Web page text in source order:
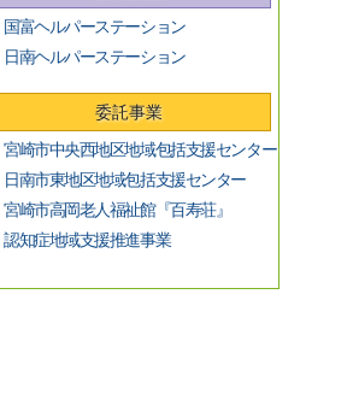
国富ヘルパーステーション
日南ヘルパーステーション
委託事業
宮崎市中央西地区地域包括支援センター
日南市東地区地域包括支援センター
宮崎市高岡老人福祉館『百寿荘』
認知症地域支援推進事業